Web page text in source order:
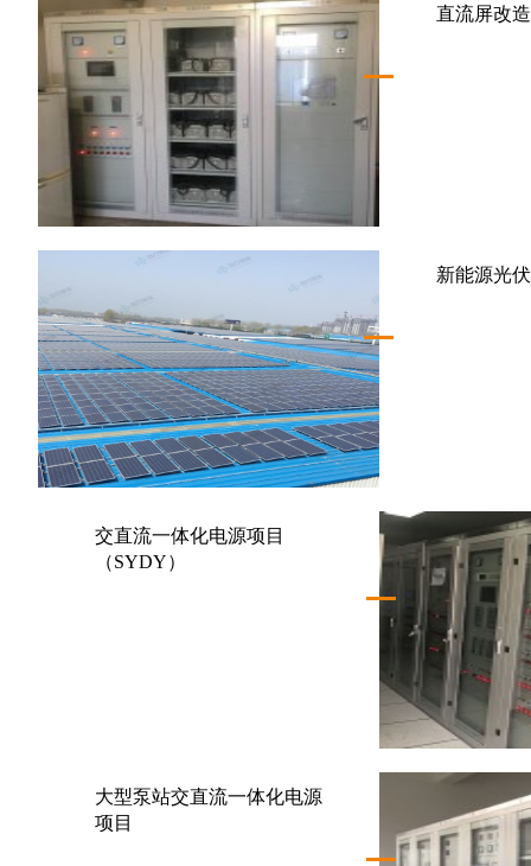
直流屏改
新能源光
交直流一体化电源项目
（SYDY）
大型泵站交直流一体化电源
项目